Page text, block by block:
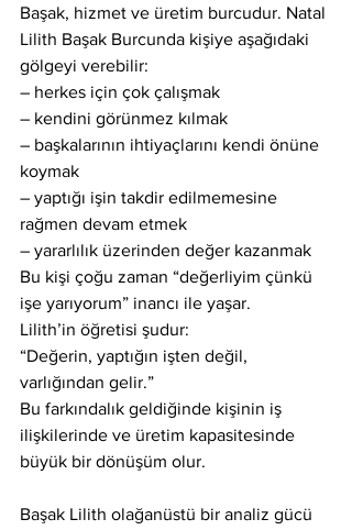
Başak, hizmet ve üretim burcudur. Natal
Lilith Başak Burcunda kişiye aşağıdaki
gölgeyi verebilir:
– herkes için çok çalışmak
– kendini görünmez kılmak
– başkalarının ihtiyaçlarını kendi önüne
koymak
– yaptığı işin takdir edilmemesine
rağmen devam etmek
– yararlılık üzerinden değer kazanmak
Bu kişi çoğu zaman “değerliyim çünkü
işe yarıyorum” inancı ile yaşar.
Lilith’in öğretisi şudur:
“Değerin, yaptığın işten değil,
varlığından gelir.”
Bu farkındalık geldiğinde kişinin iş
ilişkilerinde ve üretim kapasitesinde
büyük bir dönüşüm olur.
Başak Lilith olağanüstü bir analiz gücü